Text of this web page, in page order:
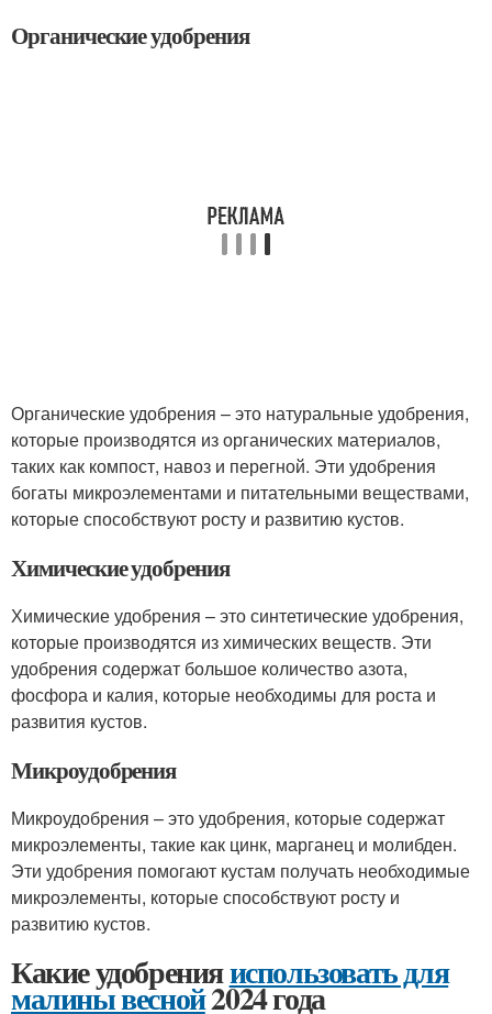
Органические удобрения
Органические удобрения – это натуральные удобрения,
которые производятся из органических материалов,
таких как компост, навоз и перегной. Эти удобрения
богаты микроэлементами и питательными веществами,
которые способствуют росту и развитию кустов.
Химические удобрения
Химические удобрения – это синтетические удобрения,
которые производятся из химических веществ. Эти
удобрения содержат большое количество азота,
фосфора и калия, которые необходимы для роста и
развития кустов.
Микроудобрения
Микроудобрения – это удобрения, которые содержат
микроэлементы, такие как цинк, марганец и молибден.
Эти удобрения помогают кустам получать необходимые
микроэлементы, которые способствуют росту и
развитию кустов.
Какие удобренияиспользовать для
малины весной2024 года